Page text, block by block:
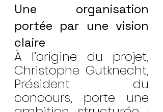
Une organisation
portée par une vision
claire
À l’origine du projet,
Christophe Gutknecht,
Président du
concours, porte une